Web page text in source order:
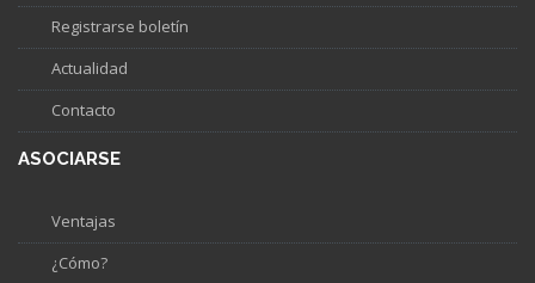
Registrarse boletín
Actualidad
Contacto
ASOCIARSE
Ventajas
¿Cómo?